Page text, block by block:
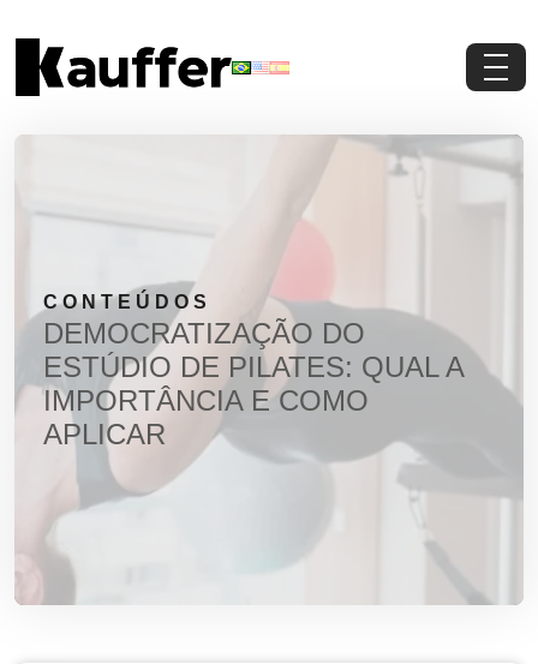
Materiais Gratuitos
Solicite um Orçamento
CONTEÚDOS
DEMOCRATIZAÇÃO DO
ESTÚDIO DE PILATES: QUAL A
IMPORTÂNCIA E COMO
APLICAR